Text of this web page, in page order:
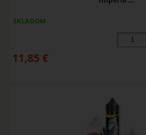
SKLADOM
11,85 €